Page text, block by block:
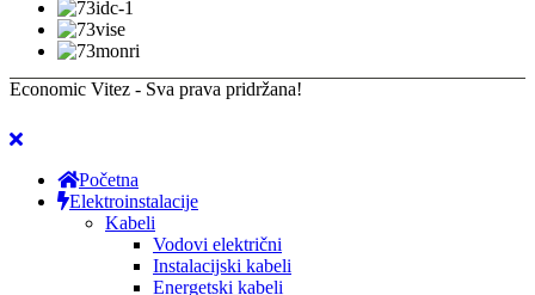
Economic Vitez - Sva prava pridržana!
Početna
Elektroinstalacije
Kabeli
Vodovi električni
Instalacijski kabeli
Energetski kabeli